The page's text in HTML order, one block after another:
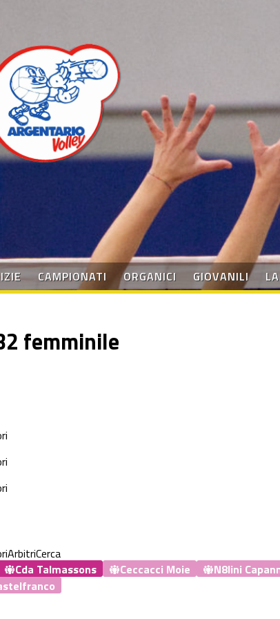
CAMPIONATI ORGANICI GIOVANILI
femminile
ArbitriCerca
Cda Talmassons
Ceccacci Moie
N8lini